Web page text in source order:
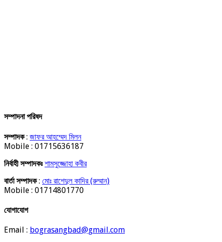
সম্পাদনা পরিষদ
সম্পাদক: জাফর আহম্মেদ মিলন
Mobile : 01715636187
নির্বাহী সম্পাদকঃশামসুজ্জোহা কবীর
বার্তা সম্পাদক: মোঃ রাশেদুল কাদির (রুম্মান)
Mobile : 01714801770
যোগাযোগ
Email : bograsangbad@gmail.com